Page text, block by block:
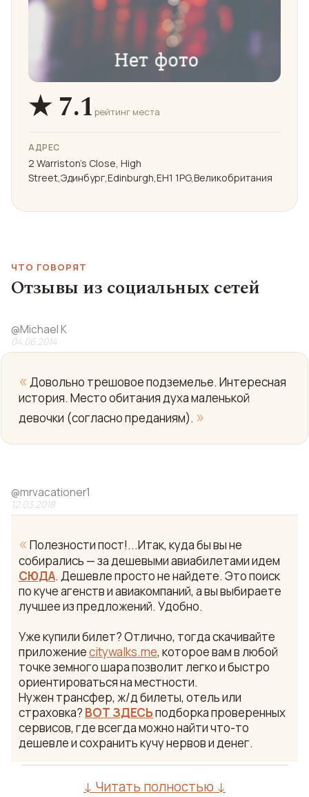
★ 7.1 рейтинг места
АДРЕС
2 Warriston's Close, High
Street,Эдинбург,Edinburgh,EH1 1PG,Великобритания
ЧТО ГОВОРЯТ
Отзывы из социальных сетей
@Michael K
04.06.2014
« Довольно трешовое подземелье. Интересная
история. Место обитания духа маленькой
девочки (согласно преданиям). »
@mrvacationer1
12.03.2018
« Полезности пост!...Итак, куда бы вы не
собирались — за дешевыми авиабилетами идем
СЮДА. Дешевле просто не найдете. Это поиск
по куче агенств и авиакомпаний, а вы выбираете
лучшее из предложений. Удобно.
Уже купили билет? Отлично, тогда скачивайте
приложениеcitywalks.me, которое вам в любой
точке земного шара позволит легко и быстро
ориентироваться на местности.
Нужен трансфер, ж/д билеты, отель или
страховка? ВОТ ЗДЕСЬподборка проверенных
сервисов, где всегда можно найти что-то
дешевле и сохранить кучу нервов и денег.
↓ Читать полностью ↓